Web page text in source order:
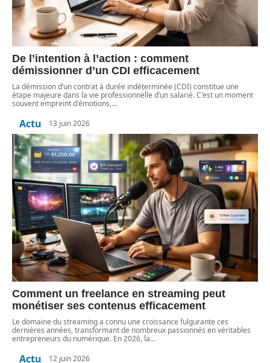
De l’intention à l’action : comment
démissionner d’un CDI efficacement
La démission d’un contrat à durée indéterminée (CDI) constitue une
étape majeure dans la vie professionnelle d’un salarié. C'est un moment
souvent empreint d'émotions,…
Actu 13 juin 2026
Comment un freelance en streaming peut
monétiser ses contenus efficacement
Le domaine du streaming a connu une croissance fulgurante ces
dernières années, transformant de nombreux passionnés en véritables
entrepreneurs du numérique. En 2026, la…
Actu 12 juin 2026